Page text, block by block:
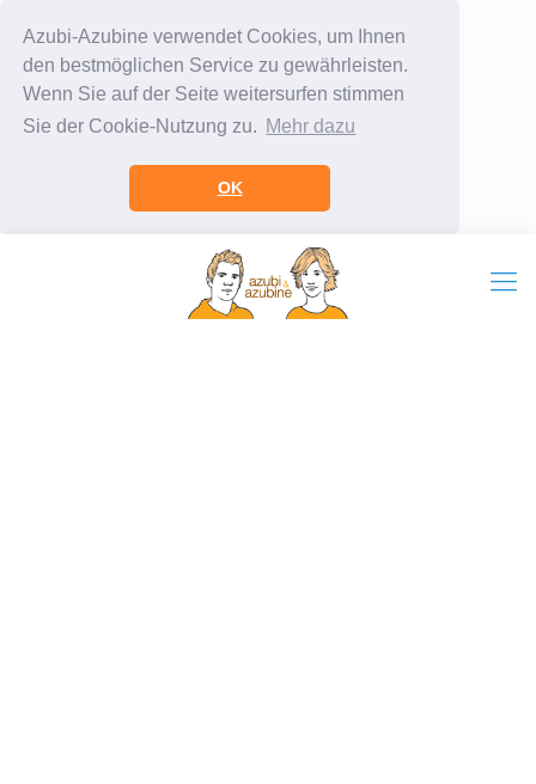
Azubi-Azubine verwendet Cookies, um Ihnen
den bestmöglichen Service zu gewährleisten.
Wenn Sie auf der Seite weitersurfen stimmen
Sie der Cookie-Nutzung zu. Mehr dazu
OK